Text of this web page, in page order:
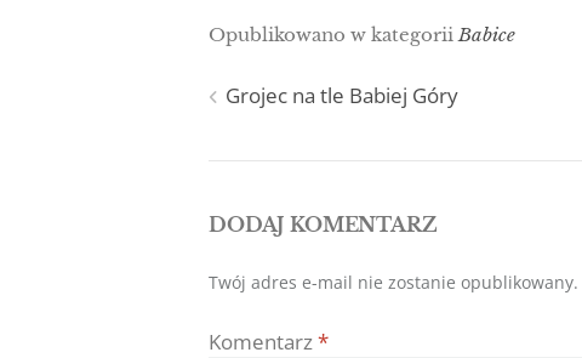
Opublikowano w kategoriiBabice
Nawigacja
wpisu
Grojec na tle Babiej Góry
DODAJ KOMENTARZ
Twój adres e-mail nie zostanie opublikowany.
Komentarz*